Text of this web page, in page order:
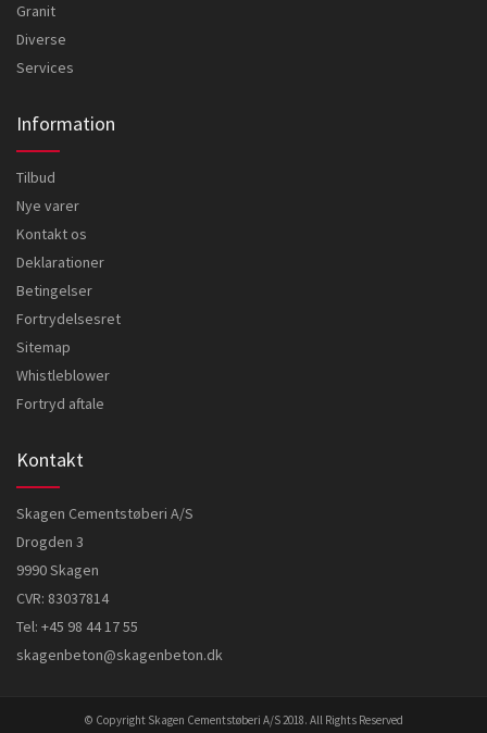
Granit
Diverse
Services
Information
Tilbud
Nye varer
Kontakt os
Deklarationer
Betingelser
Fortrydelsesret
Sitemap
Whistleblower
Fortryd aftale
Kontakt
Skagen Cementstøberi A/S
Drogden 3
9990 Skagen
CVR: 83037814
Tel: +45 98 44 17 55
skagenbeton@skagenbeton.dk
© Copyright Skagen Cementstøberi A/S 2018. All Rights Reserved